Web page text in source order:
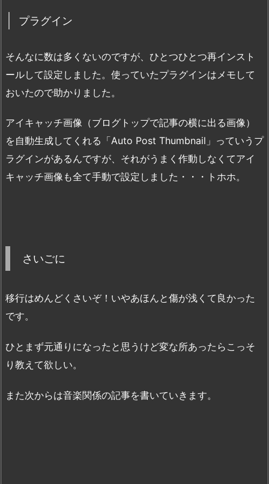
プラグイン
そんなに数は多くないのですが、ひとつひとつ再インスト
ールして設定しました。使っていたプラグインはメモして
おいたので助かりました。
アイキャッチ画像（ブログトップで記事の横に出る画像）
を自動生成してくれる「Auto Post Thumbnail」っていうプ
ラグインがあるんですが、それがうまく作動しなくてアイ
キャッチ画像も全て手動で設定しました・・・トホホ。
さいごに
移行はめんどくさいぞ！いやあほんと傷が浅くて良かった
です。
ひとまず元通りになったと思うけど変な所あったらこっそ
り教えて欲しい。
また次からは音楽関係の記事を書いていきます。